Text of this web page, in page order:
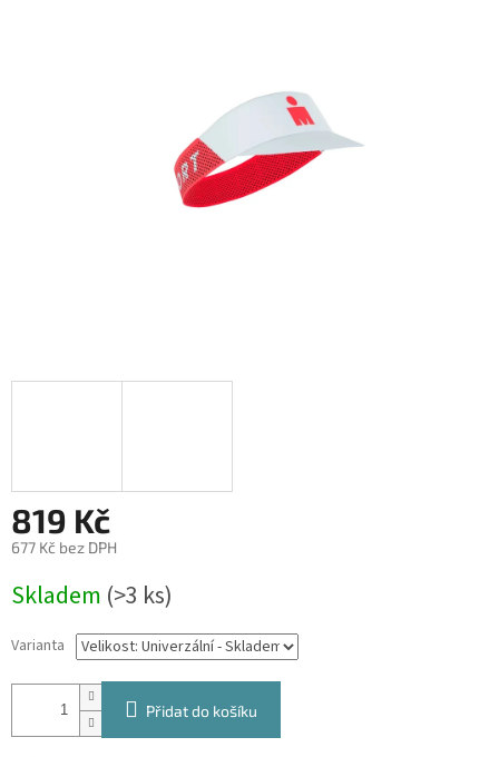
819 Kč
677 Kč bez DPH
cena:
Skladem (>3 ks)
Varianta
Přidat do košíku